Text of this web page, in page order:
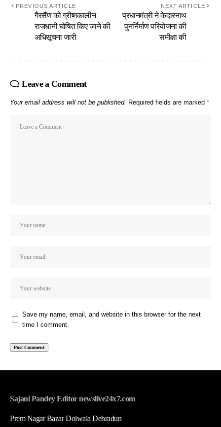
PREVIOUS ARTICLE
गैरसैंण को ग्रीष्मकालीन
राजधानी घोषित किए जाने की
अधिसूचना जारी
NEXT ARTICLE
प्रधानमंत्री ने केदारनाथ
पुनर्निर्माण परियोजना की
समीक्षा की
Leave a Comment
Your email address will not be published. Required fields are marked *
Save my name, email, and website in this browser for the next
time I comment.
Sajani Pandey Editor newslive24x7.com
Prem Nagar Bazar Doiwala Dehradun